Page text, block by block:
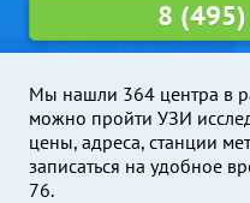
Мы нашли 364 центра в
можно пройти УЗИ
цены, адреса, станции
записаться на удобное
76.
8